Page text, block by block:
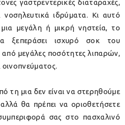
γαστρεντερικές διαταραχές,
νοσηλευτικά ιδρύματα. Κι αυτό
μεγάλη ή μικρή νηστεία, το
ξεπεράσει ισχυρό σοκ του
μεγάλες ποσότητες λιπαρών,
τη μια δεν είναι να στερηθούμε
θα πρέπει να οριοθετήσετε
σας στο πασχαλινό